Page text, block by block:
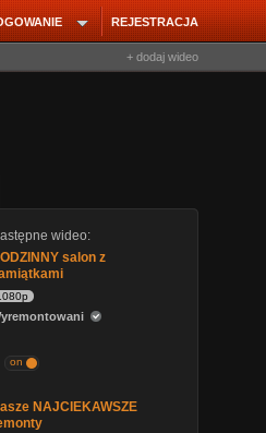
REJESTRACJA
+ dodaj wideo
wideo:
salon z
on
NAJCIEKAWSZE